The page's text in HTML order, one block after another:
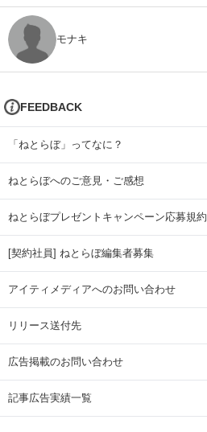
モナキ
FEEDBACK
「ねとらぼ」ってなに？
ねとらぼへのご意見・ご感想
ねとらぼプレゼントキャンペーン応募規約
[契約社員] ねとらぼ編集者募集
アイティメディアへのお問い合わせ
リリース送付先
広告掲載のお問い合わせ
記事広告実績一覧